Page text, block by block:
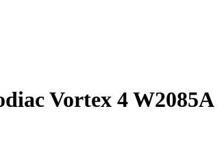
Vortex 4 W2085A